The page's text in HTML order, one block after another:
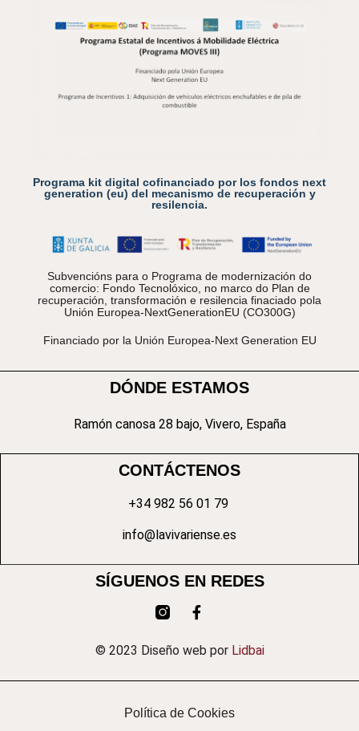
Programa kit digital cofinanciado por los fondos next
generation (eu) del mecanismo de recuperación y
resilencia.
Subvencións para o Programa de modernización do
comercio: Fondo Tecnolóxico, no marco do Plan de
recuperación, transformación e resilencia finaciado pola
Unión Europea-NextGenerationEU (CO300G)
Financiado por la Unión Europea-Next Generation EU
DÓNDE ESTAMOS
Ramón canosa 28 bajo, Vivero, España
CONTÁCTENOS
+34 982 56 01 79
info@lavivariense.es
SÍGUENOS EN REDES
© 2023 Diseño web por Lidbai
Política de Cookies